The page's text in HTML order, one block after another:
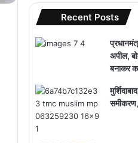
Recent Posts
अपील,
बनाकर